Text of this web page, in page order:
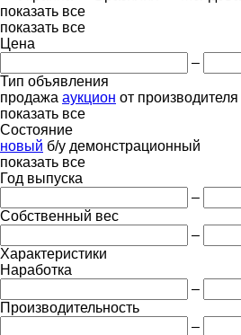
показать все
показать все
Цена
–
Тип объявления
продажа аукцион от производителя
показать все
Состояние
новый б/у демонстрационный
показать все
Год выпуска
–
Собственный вес
–
Характеристики
Наработка
–
Производительность
–